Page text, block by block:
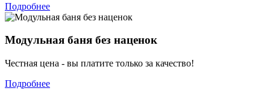
Подробнее
Модульная баня без наценок
Честная цена - вы платите только за качество!
Подробнее